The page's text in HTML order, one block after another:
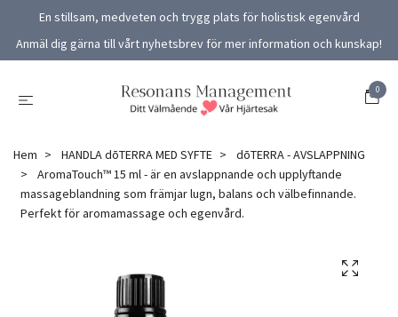
En stillsam, medveten och trygg plats för holistisk egenvård
Anmäl dig gärna till vårt nyhetsbrev för mer information och kunskap!
0
Hem HANDLA dōTERRA MED SYFTE
dōTERRA - AVSLAPPNING
AromaTouch™ 15 ml - är en avslappnande och upplyftande
massageblandning som främjar lugn, balans och välbefinnande.
Perfekt för aromamassage och egenvård.